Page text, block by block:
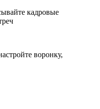
кадровые
воронку,